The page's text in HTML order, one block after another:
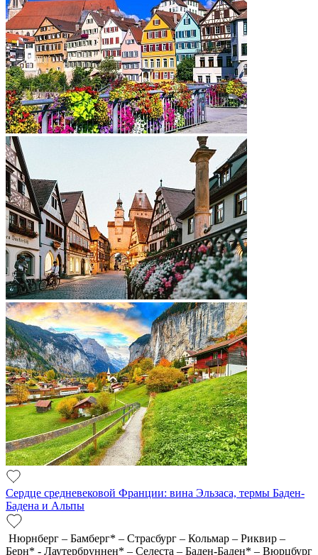
Сердце средневековой Франции: вина Эльзаса, термы Баден-
Бадена и Альпы
Нюрнберг – Бамберг* – Страсбург – Кольмар – Риквир –
Берн* - Лаутербруннен* – Селеста – Баден-Баден* – Вюрцбург